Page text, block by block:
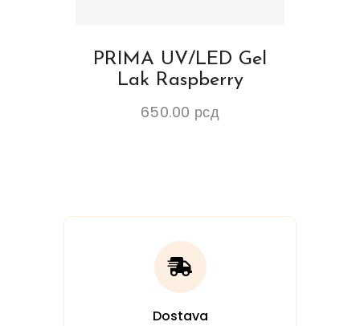
PRIMA UV/LED Gel
Lak Raspberry
650.00 рсд
Dostava